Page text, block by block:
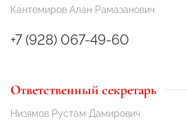
Кантемиров Алан Рамазанович
+7 (928) 067-49-60
Ответственный секретарь
Низямов Рустам Дамирович